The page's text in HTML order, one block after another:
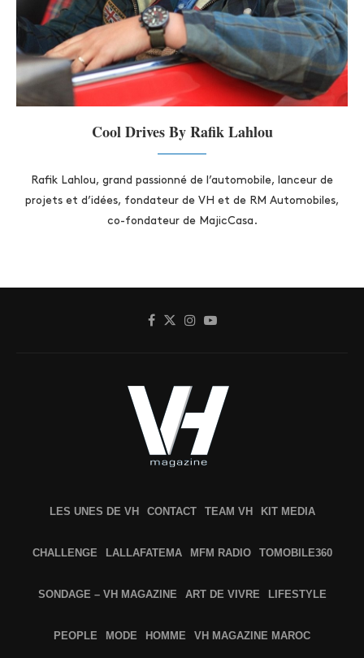
Cool Drives By Rafik Lahlou
Rafik Lahlou, grand passionné de l’automobile, lanceur de
projets et d’idées, fondateur de VH et de RM Automobiles,
co-fondateur de MajicCasa.
LES UNES DE VH CONTACT TEAM VH KIT MEDIA
CHALLENGE LALLAFATEMA MFM RADIO TOMOBILE360
SONDAGE – VH MAGAZINE ART DE VIVRE LIFESTYLE
PEOPLE MODE HOMME VH MAGAZINE MAROC